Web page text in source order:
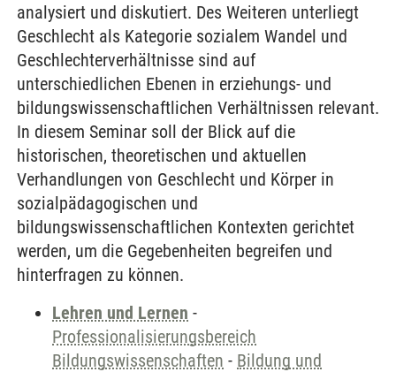
analysiert und diskutiert. Des Weiteren unterliegt
Geschlecht als Kategorie sozialem Wandel und
Geschlechterverhältnisse sind auf
unterschiedlichen Ebenen in erziehungs- und
bildungswissenschaftlichen Verhältnissen relevant.
In diesem Seminar soll der Blick auf die
historischen, theoretischen und aktuellen
Verhandlungen von Geschlecht und Körper in
sozialpädagogischen und
bildungswissenschaftlichen Kontexten gerichtet
werden, um die Gegebenheiten begreifen und
hinterfragen zu können.
Lehren und Lernen -
Professionalisierungsbereich
Bildungswissenschaften - Bildung und